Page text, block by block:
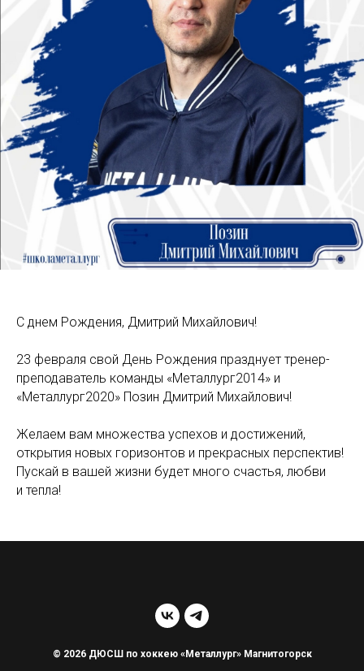
С днем Рождения, Дмитрий Михайлович!
23 февраля свой День Рождения празднует тренер-
преподаватель команды «Металлург2014» и
«Металлург2020» Позин Дмитрий Михайлович!
Желаем вам множества успехов и достижений,
открытия новых горизонтов и прекрасных перспектив!
Пускай в вашей жизни будет много счастья, любви
и тепла!
© 2026 ДЮСШ по хоккею «Металлург» Магнитогорск